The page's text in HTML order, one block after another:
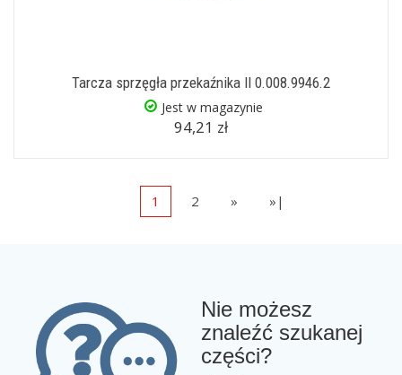
Tarcza sprzęgła przekaźnika II 0.008.9946.2
Jest w magazynie
94,21 zł
1 2 » »|
Nie możesz
znaleźć szukanej
części?